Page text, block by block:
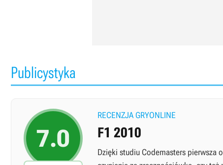
Publicystyka
7.0
RECENZJA GRYONLINE
F1 2010
Dzięki studiu Codemasters pierwsza